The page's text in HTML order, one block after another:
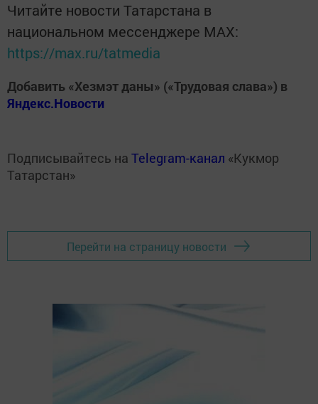
Читайте новости Татарстана в
национальном мессенджере MАХ:
https://max.ru/tatmedia
Добавить «Хезмэт даны» («Трудовая слава») в
Яндекс.Новости
Подписывайтесь на Telegram-канал «Кукмор
Татарстан»
Перейти на страницу новости